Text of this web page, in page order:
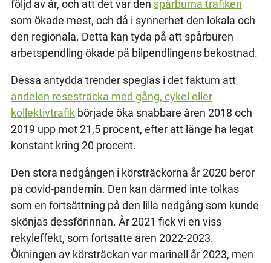
följd av år, och att det var den spårburna trafiken
som ökade mest, och då i synnerhet den lokala och
den regionala. Detta kan tyda på att spårburen
arbetspendling ökade på bilpendlingens bekostnad.
Dessa antydda trender speglas i det faktum att
andelen resesträcka med gång, cykel eller
kollektivtrafikbörjade öka snabbare åren 2018 och
2019 upp mot 21,5 procent, efter att länge ha legat
konstant kring 20 procent.
Den stora nedgången i körsträckorna år 2020 beror
på covid-pandemin. Den kan därmed inte tolkas
som en fortsättning på den lilla nedgång som kunde
skönjas dessförinnan. År 2021 fick vi en viss
rekyleffekt, som fortsatte åren 2022-2023.
Ökningen av körsträckan var marinell år 2023, men